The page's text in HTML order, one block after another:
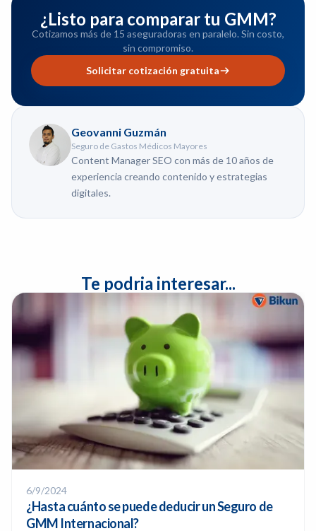
¿Listo para comparar tu GMM?
Cotizamos más de 15 aseguradoras en paralelo. Sin costo,
sin compromiso.
Solicitar cotización gratuita
Geovanni Guzmán
Seguro de Gastos Médicos Mayores
Content Manager SEO con más de 10 años de
experiencia creando contenido y estrategias
digitales.
Te podria interesar...
6/9/2024
¿Hasta cuánto se puede deducir un Seguro de
GMM Internacional?